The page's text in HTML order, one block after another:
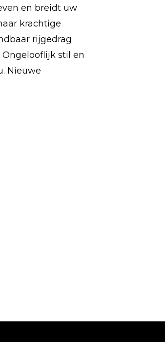
en breidt uw
krachtige
rijgedrag
Ongelooflijk stil en
Nieuwe